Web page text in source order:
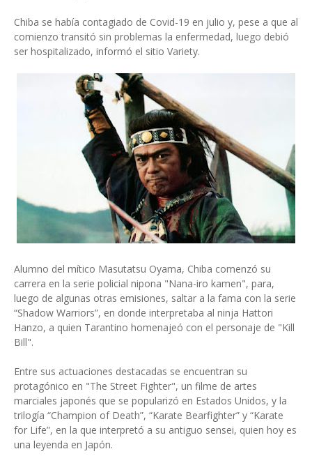
Chiba se había contagiado de Covid-19 en julio y, pese a que al
comienzo transitó sin problemas la enfermedad, luego debió
ser hospitalizado, informó el sitio Variety.
Alumno del mítico Masutatsu Oyama, Chiba comenzó su
carrera en la serie policial nipona "Nana-iro kamen", para,
luego de algunas otras emisiones, saltar a la fama con la serie
“Shadow Warriors”, en donde interpretaba al ninja Hattori
Hanzo, a quien Tarantino homenajeó con el personaje de "Kill
Bill".
Entre sus actuaciones destacadas se encuentran su
protagónico en "The Street Fighter", un filme de artes
marciales japonés que se popularizó en Estados Unidos, y la
trilogía “Champion of Death”, “Karate Bearfighter” y “Karate
for Life”, en la que interpretó a su antiguo sensei, quien hoy es
una leyenda en Japón.